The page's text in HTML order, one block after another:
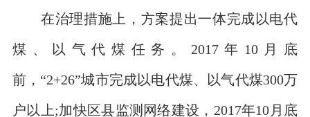
在治理措施上，方案提出一体完成以电代
煤、以气代煤任务。2017年10月底
前，“2+26”城市完成以电代煤、以气代煤300万
户以上;加快区县监测网络建设，2017年10月底